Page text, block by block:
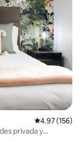
Calificación
4.97 (156)
privada y